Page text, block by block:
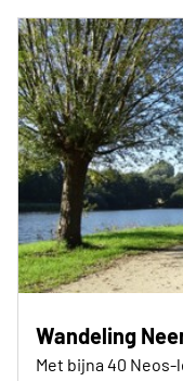
Wandeling
Met bijna 40